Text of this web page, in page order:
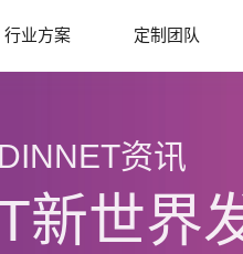
行业方案 定制团队
资讯
新世界